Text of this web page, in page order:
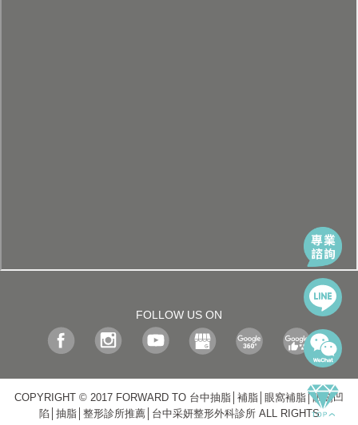
FOLLOW US ON
COPYRIGHT © 2017 FORWARD TO 台中抽脂│補脂│眼窩補脂│眼窩凹
陷│抽脂│整形診所推薦│台中采妍整形外科診所 ALL RIGHTS